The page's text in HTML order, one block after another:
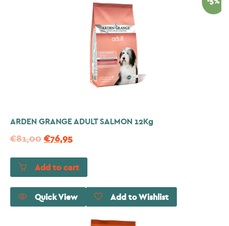
-5%
ARDEN GRANGE ADULT SALMON 12Kg
€81,00 €76,95
Add to cart
Quick View Add to Wishlist